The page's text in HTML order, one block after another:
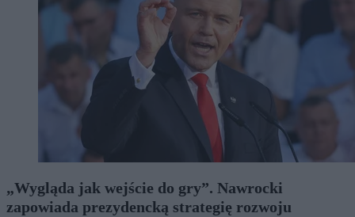
„Wygląda jak wejście do gry”. Nawrocki
zapowiada prezydencką strategię rozwoju